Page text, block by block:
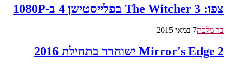
צפו: The Witcher 3 בפלייסטישן 4 ב-1080P
בר מלכה7 במאי 2015
Mirror's Edge 2 ישוחרר בתחילת 2016